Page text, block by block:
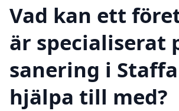
Vad kan ett
är specialiserat
sanering i
hjälpa till med?